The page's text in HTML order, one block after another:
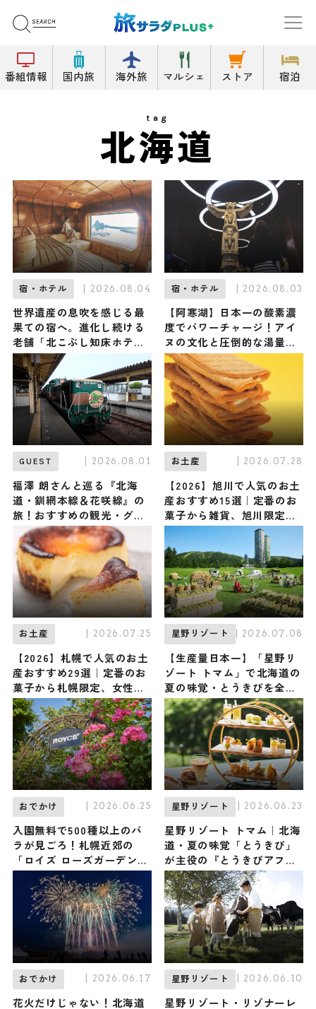
番組情報 国内旅 海外旅 マルシェ ストア 宿泊
tag
北海道
宿・ホテル | 2026.08.04
世界遺産の息吹を感じる最
果ての宿へ。進化し続ける
老舗「北こぶし知床ホテル
＆リゾート」で、からだ全
体が解き放たれる大人の旅
宿・ホテル | 2026.08.03
【阿寒湖】日本一の酸素濃
度でパワーチャージ！アイ
ヌの文化と圧倒的な湯量の
絶景温泉に満たされる「あ
かん遊久の里 鶴雅」へ
GUEST | 2026.08.01
福澤 朗さんと巡る『北海
道・釧網本線＆花咲線』の
旅！おすすめの観光・グル
メをご紹介 2026年8月1日
放送
お土産 | 2026.07.28
【2026】旭川で人気のお土
産おすすめ15選｜定番のお
菓子から雑貨、旭川限定、
ばらまき用まで幅広く紹介
お土産 | 2026.07.25
【2026】札幌で人気のお土
産おすすめ29選｜定番のお
菓子から札幌限定、女性向
け、ばらまき用まで幅広く
紹介
星野リゾート | 2026.07.08
【生産量日本一】「星野リ
ゾート トマム」で北海道の
夏の味覚・とうきびを全力
で味わい尽くす『ファーム
deとうきびフェス』が初開
催！ 限定グルメ、フォトス
ポットなどが登場します ♪
8月31日まで
おでかけ | 2026.06.25
入園無料で500種以上のバ
ラが見ごろ！札幌近郊の
「ロイズ ローズガーデン」
3か所が7月上旬まで最盛期
/ 北海道
星野リゾート | 2026.06.23
星野リゾート トマム｜北海
道・夏の味覚「とうきび」
が主役の『とうきびアフタ
ヌーンティー』が初開催！
ファンなら絶対見逃せない
とうきび尽くしの旅
おでかけ | 2026.06.17
花火だけじゃない！北海道
星野リゾート | 2026.06.10
星野リゾート・リゾナーレ